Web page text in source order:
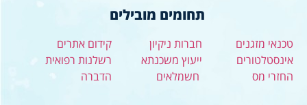
תחומים מובילים
טכנאי מזגנים
אינסטלטורים
החזרי מס
חברות ניקיון
ייעוץ משכנתא
חשמלאים
קידום אתרים
רשלנות רפואית
הדברה